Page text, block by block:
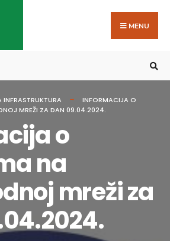
MENU
INFORMACIJA O
MREŽI ZA DAN 09.04.2024.
o
na
mreži za